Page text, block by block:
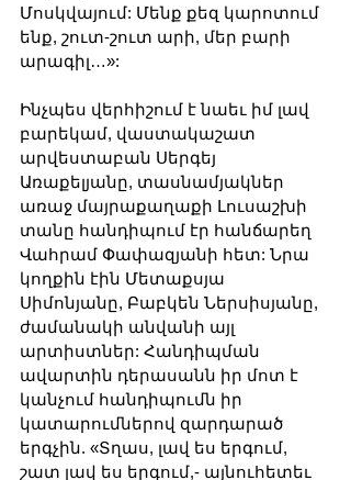
Մոսկվայում: Մենք քեզ կարոտում
ենք, շուտ-շուտ արի, մեր բարի
արագիլ…»:
Ինչպես վերհիշում է նաեւ իմ լավ
բարեկամ, վաստակաշատ
արվեստաբան Սերգեյ
Առաքելյանը, տասնամյակներ
առաջ մայրաքաղաքի Լուսաշխի
տանը հանդիպում էր հանճարեղ
Վահրամ Փափազյանի հետ: Նրա
կողքին էին Մետաքսյա
Սիմոնյանը, Բաբկեն Ներսիսյանը,
ժամանակի անվանի այլ
արտիստներ: Հանդիպման
ավարտին դերասանն իր մոտ է
կանչում հանդիպումն իր
կատարումներով զարդարած
երգչին. «Տղաս, լավ ես երգում,
շատ լավ ես երգում,- այնուհետեւ